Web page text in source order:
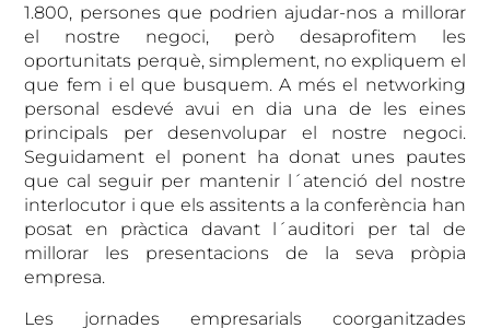
1.800, persones que podrien ajudar-nos a millorar
el nostre negoci, però desaprofitem les
oportunitats perquè, simplement, no expliquem el
que fem i el que busquem. A més el networking
personal esdevé avui en dia una de les eines
principals per desenvolupar el nostre negoci.
Seguidament el ponent ha donat unes pautes
que cal seguir per mantenir l´atenció del nostre
interlocutor i que els assitents a la conferència han
posat en pràctica davant l´auditori per tal de
millorar les presentacions de la seva pròpia
empresa.
Les jornades empresarials coorganitzades